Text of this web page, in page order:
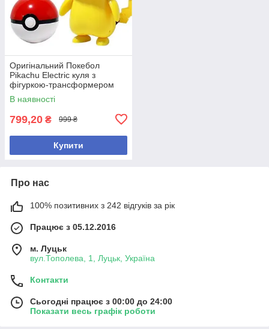
Оригінальний Покебол
Pikachu Electric куля з
фігуркою-трансформером
Покемон Пікачу
В наявності
799,20 ₴ 999 ₴
Купити
Про нас
100% позитивних з 242 відгуків за рік
Працює з 05.12.2016
м. Луцьк
вул.Тополева, 1, Луцьк, Україна
Контакти
Сьогодні працює з 00:00 до 24:00
Показати весь графік роботи